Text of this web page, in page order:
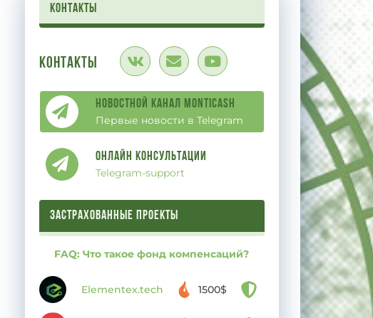
контакты
Контакты
Новостной канал Monticash
Первые новости в Telegram
Онлайн Консультации
Telegram-support
ЗАСТРАХОВАННЫЕ ПРОЕКТЫ
FAQ: Что такое фонд компенсаций?
Elementex.tech 1500$